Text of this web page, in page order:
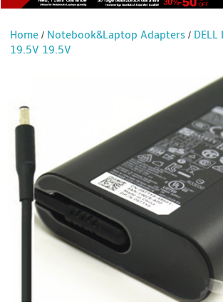
Home / Notebook&Laptop Adapters /
19.5V 19.5V